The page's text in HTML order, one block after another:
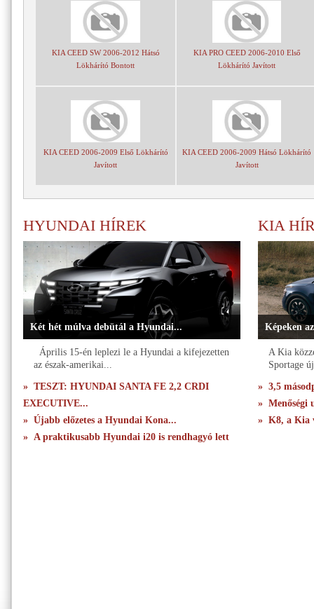
KIA CEED SW 2006-2012 Hátsó
Lökhárító Bontott
KIA PRO CEED 2006-2010 Első
Lökhárító Javított
KIA CEED 2006-2009 Első Lökhárító
Javított
KIA CEED 2006-2009 Hátsó Lökhárító
Javított
HYUNDAI HÍREK
Két hét múlva debütál a Hyundai...
Április 15-én leplezi le a Hyundai a kifejezetten
az észak-amerikai...
» TESZT: HYUNDAI SANTA FE 2,2 CRDI
EXECUTIVE...
» Újabb előzetes a Hyundai Kona...
» A praktikusabb Hyundai i20 is rendhagyó lett
KIA
Képeken
A Kia
Sportage
» 3,5
» Menőségi
» K8, a Kia